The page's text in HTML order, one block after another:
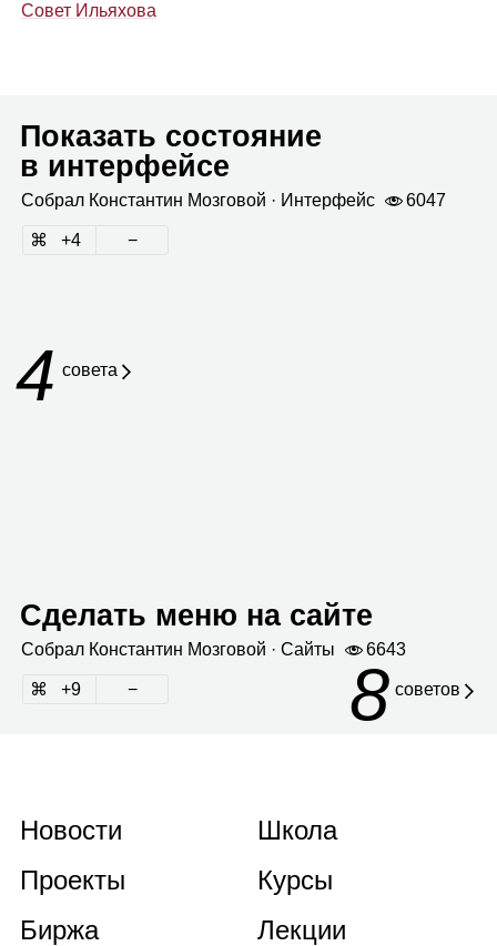
Совет Ильяхова
Показать состояние
в интерфейсе
Собрал Кон­стан­тин Моз­го­вой · Интер­фейс 6047
4
4 совета
Сделать меню на сайте
Собрал Кон­стан­тин Моз­го­вой · Сайты 6643
9 8 советов
Новости
Проекты
Биржа
Школа
Курсы
Лекции